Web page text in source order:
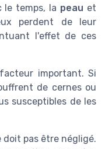
le temps, la peau et
perdent de leur
l'effet de ces
important. Si
de cernes ou
susceptibles de les
doit pas être négligé.